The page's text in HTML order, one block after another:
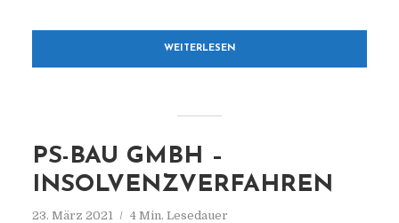
WEITERLESEN
PS-BAU GMBH –
INSOLVENZVERFAHREN
23. März 2021 4 Min. Lesedauer